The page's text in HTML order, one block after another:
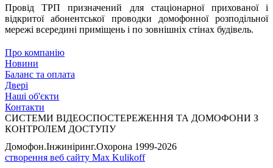
Провід ТРП призначений для стаціонарної прихованої і
відкритої абонентської проводки домофонної розподільної
мережі всередині приміщень і по зовнішніх стінах будівель.
Про компанію
Новини
Баланс та оплата
Двері
Наші об'єкти
Контакти
СИСТЕМИ ВІДЕОСПОСТЕРЕЖЕННЯ ТА ДОМОФОНИ З
КОНТРОЛЕМ ДОСТУПУ
Домофон.Інжиніринг.Охорона 1999-2026
створення веб сайту Max Kulikoff